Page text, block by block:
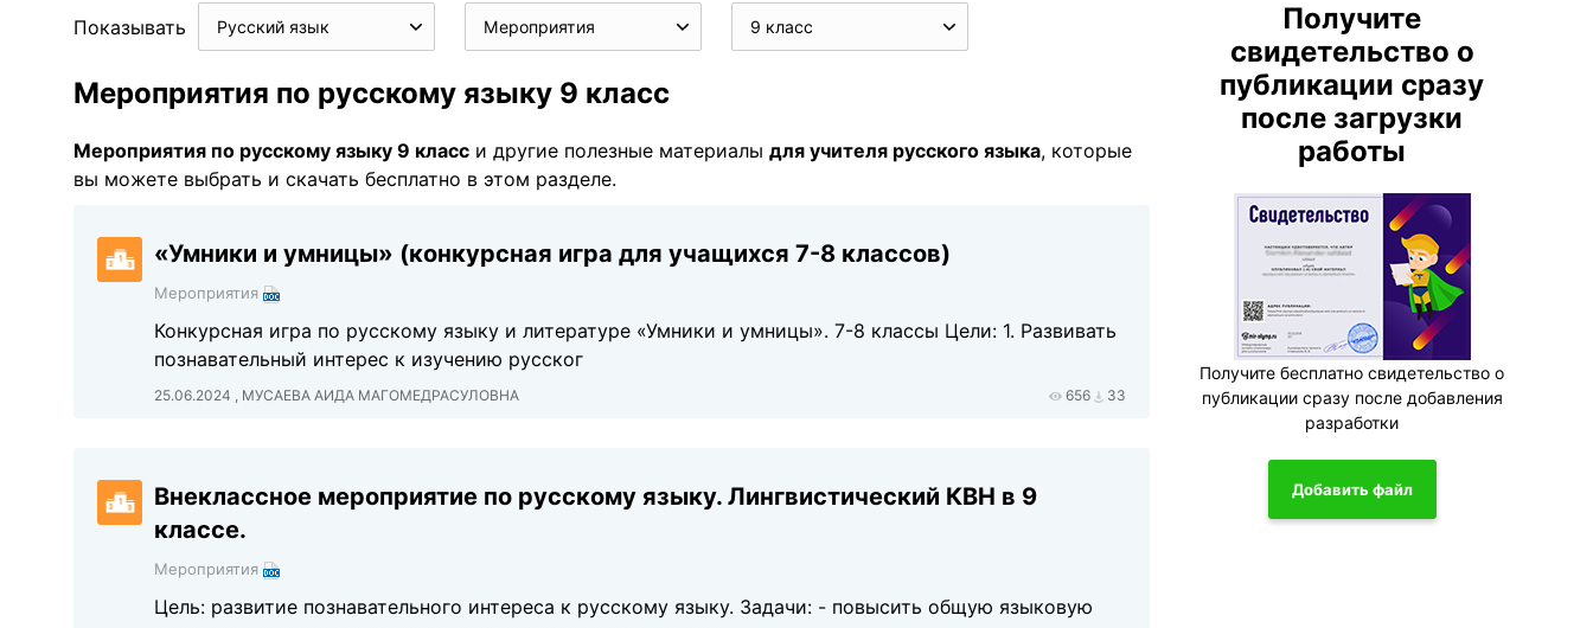
Показывать Русский язык Мероприятия 9 класс
Мероприятия по русскому языку 9 класс
Мероприятия по русскому языку 9 класс и другие полезные материалы для учителя русского языка, которые
вы можете выбрать и скачать бесплатно в этом разделе.
«Умники и умницы» (конкурсная игра для учащихся 7-8 классов)
Мероприятия
Конкурсная игра по русскому языку и литературе «Умники и умницы». 7-8 классы Цели: 1. Развивать
познавательный интерес к изучению русског
25.06.2024 , МУСАЕВА АИДА МАГОМЕДРАСУЛОВНА 656 33
Внеклассное мероприятие по русскому языку. Лингвистический КВН в 9
классе.
Мероприятия
Цель: развитие познавательного интереса к русскому языку. Задачи: - повысить общую языковую
Получите
свидетельство о
публикации сразу
после загрузки
работы
Получите бесплатно свидетельство о
публикации сразу после добавления
разработки
Добавить файл